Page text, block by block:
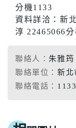
分機1133
資料詳洽：新
淳 22465066分
聯絡人： 朱雅筠
聯絡單位： 新北
聯絡電話： 1133